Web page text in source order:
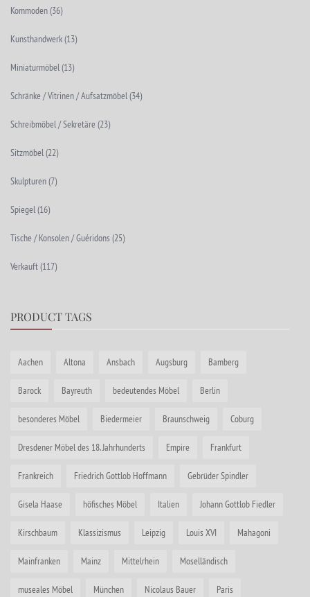
Kommoden(36)
Kunsthandwerk(13)
Miniaturmöbel(13)
Schränke / Vitrinen / Aufsatzmöbel(34)
Schreibmöbel / Sekretäre (23)
Sitzmöbel(22)
Skulpturen(7)
Spiegel(16)
Tische / Konsolen / Guéridons(25)
Verkauft(117)
PRODUCT TAGS
Aachen Altona Ansbach Augsburg Bamberg
Barock Bayreuth bedeutendes Möbel Berlin
besonderes Möbel Biedermeier Braunschweig Coburg
Dresdener Möbel des 18. Jahrhunderts Empire Frankfurt
Frankreich Friedrich Gottlob Hoffmann Gebrüder Spindler
Gisela Haase höfisches Möbel Italien Johann Gottlob Fiedler
Kirschbaum Klassizismus Leipzig Louis XVI Mahagoni
Mainfranken Mainz Mittelrhein Moselländisch
museales Möbel München Nicolaus Bauer Paris